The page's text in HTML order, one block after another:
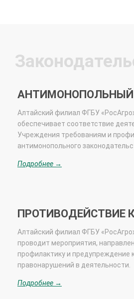
Алтайский филиал ФГБУ
обеспечивает соответствие
Учреждения требованиям и
антимонопольного
Подробнее →
ПРОТИВОДЕЙСТВИЕ
Алтайский филиал ФГБУ
проводит мероприятия,
профилактику и предупреждение
правонарушений в деятельности.
Подробнее →